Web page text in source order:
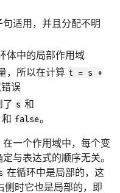
适用，并且分配不明
体中的局部作用域
，所以在计算 t = s +
误
s 和
和 false。
一个作用域中，每个变
与表达式的顺序无关。
在循环中是局部的，这
侧时它也是局部的，即